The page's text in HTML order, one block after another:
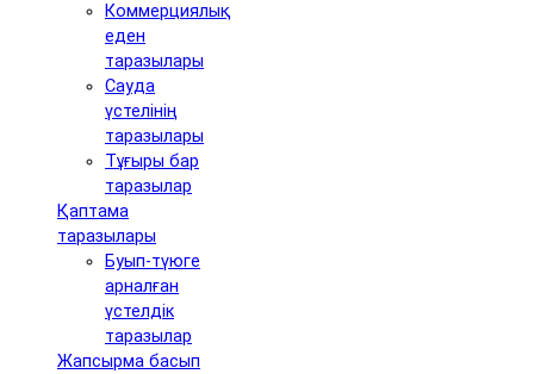
Коммерциялық
еден
таразылары
Сауда
үстелінің
таразылары
Тұғыры бар
таразылар
Қаптама
таразылары
Буып-түюге
арналған
үстелдік
таразылар
Жапсырма басып